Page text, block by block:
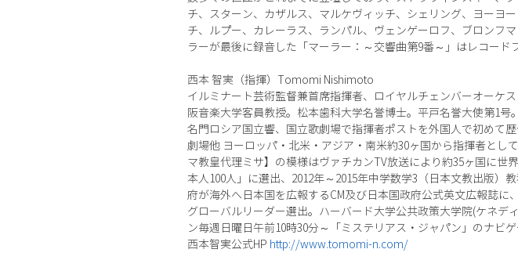
チ、スターン、カザルス、マルケヴィッチ、シェリング、ヨーヨ
チ、ルプー、カレーラス、ランパル、ヴェンゲーロフ、ブロンフ
ラーが最後に録音した「マーラー：～交響曲第9番～」はレコード
西本 智実（指揮）Tomomi Nishimoto
イルミナート芸術監督兼首席指揮者、ロイヤルチェンバーオーケ
阪音楽大学客員教授。松本歯科大学名誉博士。平戸名誉大使第1号
名門ロシア国立響、国立歌劇場で指揮者ポストを外国人で初めて
劇場他 ヨーロッパ・北米・アジア・南米約30ヶ国から指揮者とし
マ教皇代理ミサ】の模様はヴァチカンTV放送により約35ヶ国に
本人100人」に選出、2012年～2015年中学数学3（日本文教出版）
府が海外へ日本国を広報するCM及び日本国政府公式英文広報誌
グローバルリーダー選出。ハーバード大学公共政策大学院(ケネデ
ン毎週日曜日午前10時30分～「ミステリアス・ジャパン」のナビ
西本智実公式HP http://www.tomomi-n.com/